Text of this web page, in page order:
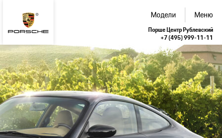
Модели Меню
Порше Центр Рублевский
+7 (495) 999-11-11